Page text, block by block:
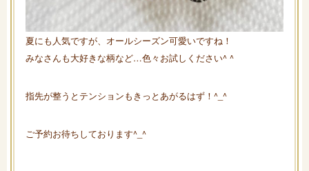
夏にも人気ですが、オールシーズン可愛いですね！
みなさんも大好きな柄など…色々お試しください^ ^
指先が整うとテンションもきっとあがるはず！^_^
ご予約お待ちしております^_^